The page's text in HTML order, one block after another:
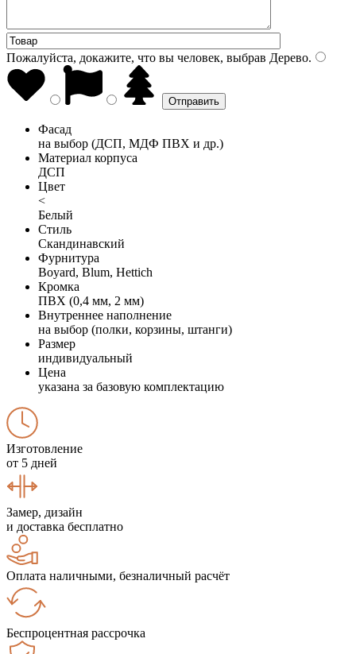
Пожалуйста, докажите, что вы человек, выбрав Дерево.
Фасад
на выбор (ДСП, МДФ ПВХ и др.)
Материал корпуса
ДСП
Цвет
<
Белый
Стиль
Скандинавский
Фурнитура
Boyard, Blum, Hettich
Кромка
ПВХ (0,4 мм, 2 мм)
Внутреннее наполнение
на выбор (полки, корзины, штанги)
Размер
индивидуальный
Цена
указана за базовую комплектацию
Изготовление
от 5 дней
Замер, дизайн
и доставка бесплатно
Оплата наличными, безналичный расчёт
Беспроцентная рассрочка